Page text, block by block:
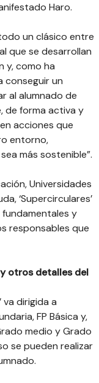
Haro.
un clásico entre
que se desarrollan
y, como ha
conseguir un
al alumnado de
de forma activa y
acciones que
entorno,
más sostenible”.
Universidades
‘Supercirculares’
y
responsables que
otros detalles del
va dirigida a
FP Básica y,
medio y Grado
se pueden realizar